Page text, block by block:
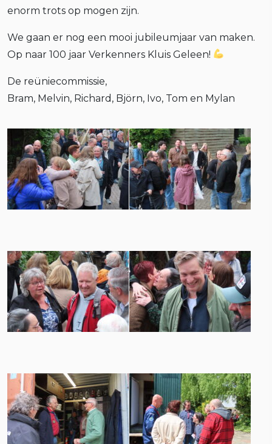
enorm trots op mogen zijn.
We gaan er nog een mooi jubileumjaar van maken.
Op naar 100 jaar Verkenners Kluis Geleen!
De reüniecommissie,
Bram, Melvin, Richard, Björn, Ivo, Tom en Mylan